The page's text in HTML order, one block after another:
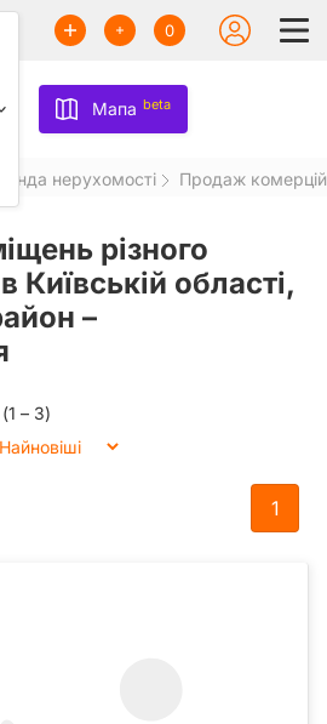
0
Мапа beta
нерухомості Продаж
різного
Київській області,
–
– 3)
1